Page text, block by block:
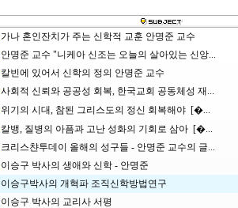
가나 혼인잔치가 주는 신학적 교훈 안명준 교수
안명준 교수 "니케아 신조는 오늘의 살아있는 신앙...
칼빈에 있어서 신학의 정의 안명준 교수
사회적 신뢰와 공공성 회복, 한국교회 공동체성 재...
위기의 시대, 참된 그리스도의 정신 회복해야 [�...
칼뱅, 질병의 아픔과 고난 성화의 기회로 삼아 [�...
크리스챤투데이 올해의 성구들 - 안명준 교수의 글...
이승구 박사의 생애와 신학 - 안명준
이승구박사의 개혁파 조직신학방법연구
이승구 박사의 교리사 서평